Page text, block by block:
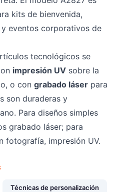
kits de bienvenida,
eventos corporativos de
tecnológicos se
impresión UV sobre la
o con grabado láser para
son duraderas y
Para diseños simples
grabado láser; para
fotografía, impresión UV.
Técnicas de personalización